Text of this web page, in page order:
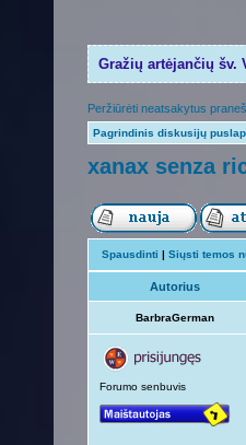
Gražių artėjančių šv.
Peržiūrėti neatsakytus
Pagrindinis diskusijų
xanax senza
Spausdinti | Siųsti temos
Autorius
BarbraGerman
Forumo senbuvis